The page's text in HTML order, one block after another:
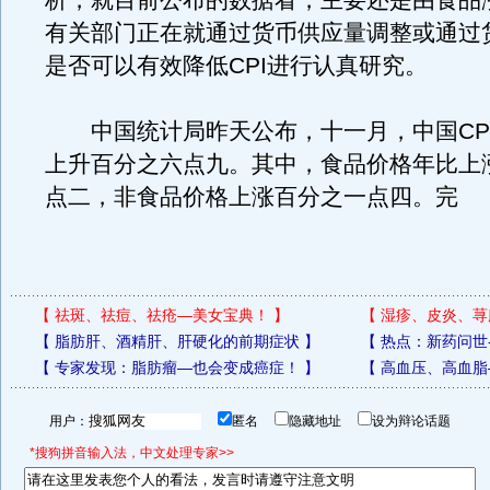
有关部门正在就通过货币供应量调整或通过
是否可以有效降低CPI进行认真研究。
中国统计局昨天公布，十一月，中国
上升百分之六点九。其中，食品价格年比上
点二，非食品价格上涨百分之一点四。完
【 祛斑、祛痘、祛疮—美女宝典！ 】 【 湿疹、皮炎、
【 脂肪肝、酒精肝、肝硬化的前期症状 】 【 热点：新药问
【 专家发现：脂肪瘤—也会变成癌症！ 】 【 高血压、高血
用户： 匿名 隐藏地址 设为辩论话题
*搜狗拼音输入法，中文处理专家>>